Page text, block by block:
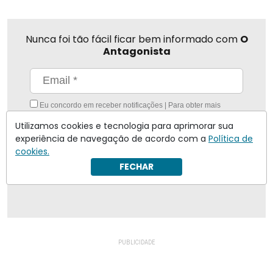
Nunca foi tão fácil ficar bem informado com O
Antagonista
Eu concordo em receber notificações | Para obter mais
Enviar
Utilizamos cookies e tecnologia para aprimorar sua
experiência de navegação de acordo com a Política de
cookies.
FECHAR